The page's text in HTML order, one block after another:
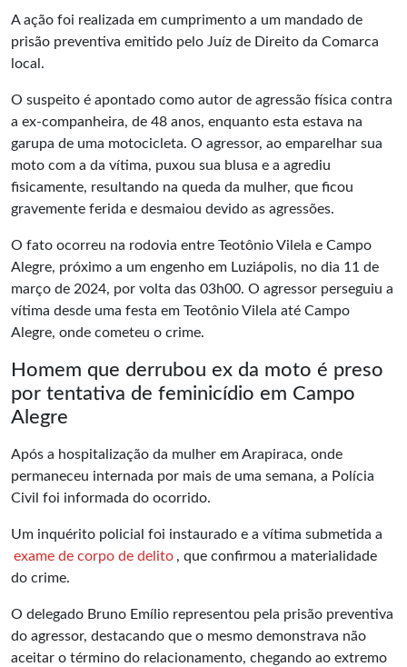
A ação foi realizada em cumprimento a um mandado de
prisão preventiva emitido pelo Juíz de Direito da Comarca
local.
O suspeito é apontado como autor de agressão física contra
a ex-companheira, de 48 anos, enquanto esta estava na
garupa de uma motocicleta. O agressor, ao emparelhar sua
moto com a da vítima, puxou sua blusa e a agrediu
fisicamente, resultando na queda da mulher, que ficou
gravemente ferida e desmaiou devido as agressões.
O fato ocorreu na rodovia entre Teotônio Vilela e Campo
Alegre, próximo a um engenho em Luziápolis, no dia 11 de
março de 2024, por volta das 03h00. O agressor perseguiu a
vítima desde uma festa em Teotônio Vilela até Campo
Alegre, onde cometeu o crime.
Homem que derrubou ex da moto é preso
por tentativa de feminicídio em Campo
Alegre
Após a hospitalização da mulher em Arapiraca, onde
permaneceu internada por mais de uma semana, a Polícia
Civil foi informada do ocorrido.
Um inquérito policial foi instaurado e a vítima submetida a
exame de corpo de delito , que confirmou a materialidade
do crime.
O delegado Bruno Emílio representou pela prisão preventiva
do agressor, destacando que o mesmo demonstrava não
aceitar o término do relacionamento, chegando ao extremo